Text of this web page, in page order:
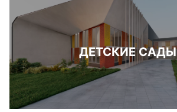
ДЕТСКИЕ САДЫ